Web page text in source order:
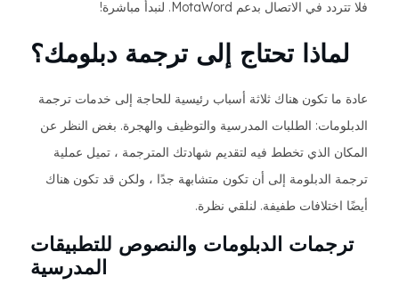
فلا تتردد في الاتصال بدعم MotaWord. لنبدأ مباشرة!
لماذا تحتاج إلى ترجمة دبلومك؟
عادة ما تكون هناك ثلاثة أسباب رئيسية للحاجة إلى خدمات ترجمة
الدبلومات: الطلبات المدرسية والتوظيف والهجرة. بغض النظر عن
المكان الذي تخطط فيه لتقديم شهادتك المترجمة ، تميل عملية
ترجمة الدبلومة إلى أن تكون متشابهة جدًا ، ولكن قد تكون هناك
أيضًا اختلافات طفيفة. لنلقي نظرة.
ترجمات الدبلومات والنصوص للتطبيقات
المدرسية